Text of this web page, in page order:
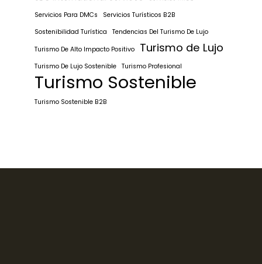
Servicios Para DMCs
Servicios Turísticos B2B
Sostenibilidad Turística
Tendencias Del Turismo De Lujo
Turismo De Alto Impacto Positivo
Turismo de Lujo
Turismo De Lujo Sostenible Turismo Profesional
Turismo Sostenible
Turismo Sostenible B2B